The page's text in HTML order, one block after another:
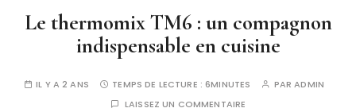
Le thermomix TM6 : un compagnon
indispensable en cuisine
IL Y A 2 ANS TEMPS DE LECTURE :6MINUTES PARADMIN
LAISSEZ UN COMMENTAIRE